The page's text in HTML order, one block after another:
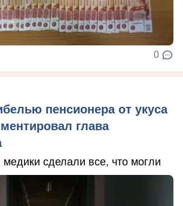
0
пенсионера от укуса
глава
сделали все, что могли